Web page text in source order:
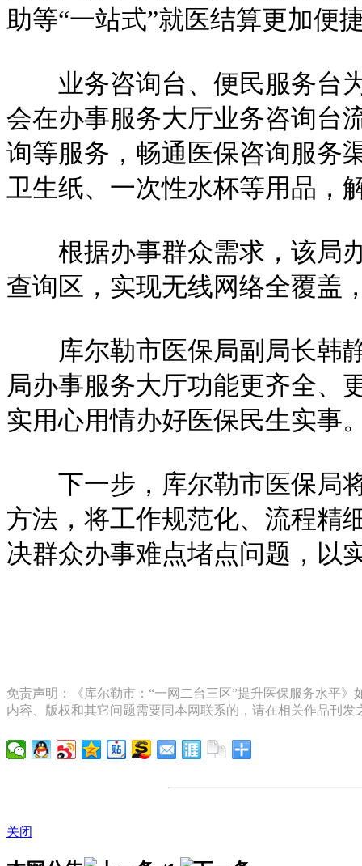
助等“一站式”就医结算更加便
业务咨询台、便民服务台为
会在办事服务大厅业务咨询台
询等服务，畅通医保咨询服务
卫生纸、一次性水杯等用品，
根据办事群众需求，该局办
查询区，实现无线网络全覆盖
库尔勒市医保局副局长韩静
局办事服务大厅功能更齐全、
实用心用情办好医保民生实事
下一步，库尔勒市医保局将
方法，将工作规范化、流程精
决群众办事难点堵点问题，以
免责声明：《库尔勒市：“一网二台三区”提升医保服务水平
内容、版权和其它问题需要同本网联系的，请在相关作品刊发
关闭